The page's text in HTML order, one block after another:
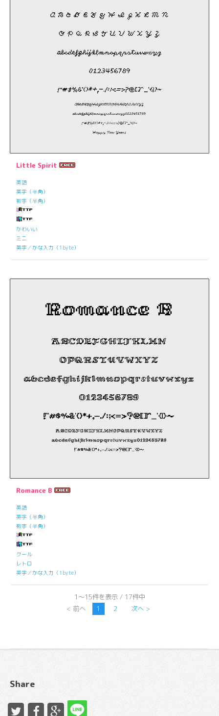
Little Spirit
英語
英字（半角）
数字（半角）
かわいい
ミニ
英字／かな入力（1byte）
Romance B
英語
英字（半角）
数字（半角）
クール
レトロ
英字／かな入力（1byte）
1～15件を表示 / 17件中
< 前へ
1 2 次へ >
Share